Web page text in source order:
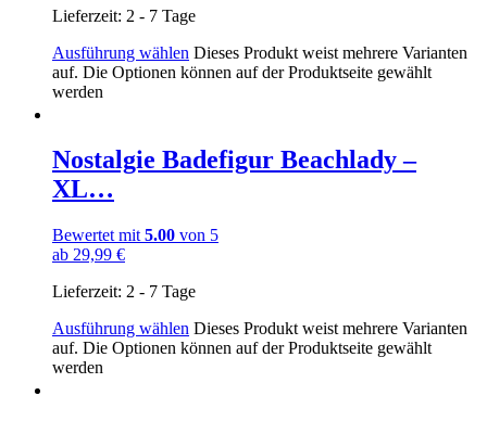
Lieferzeit: 2 - 7 Tage
Ausführung wählen Dieses Produkt weist mehrere Varianten
auf. Die Optionen können auf der Produktseite gewählt
werden
Nostalgie Badefigur Beachlady –
XL…
Bewertet mit 5.00 von 5
ab 29,99 €
Lieferzeit: 2 - 7 Tage
Ausführung wählen Dieses Produkt weist mehrere Varianten
auf. Die Optionen können auf der Produktseite gewählt
werden